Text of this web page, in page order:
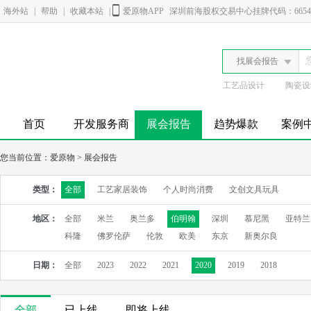
海外站 帮助 收藏本站 爱原物APP 深圳前海股权交易中心挂牌代码：
找展会报告
工艺品设计 陶瓷
首页 开发服务商 展会报告 趋势爆款 案例
您当前位置： 爱原物 > 展会报告
类型： 全部 工艺家居装饰 个人时尚消费 文创文具玩具
地区： 全部 米兰 奥兰多 伯明翰 深圳 慕尼黑
亚特
科隆
佛罗伦萨 伦敦 欧美 东京 新奥尔良
日期： 全部 2023 2022 2021 2020 2019 2018